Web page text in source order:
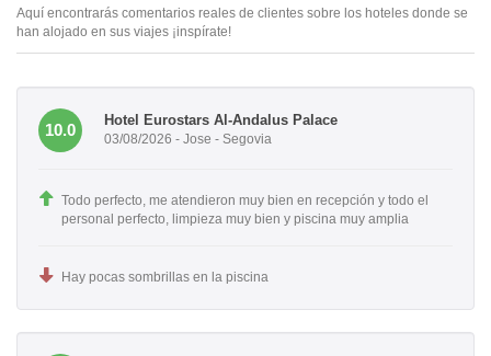
Aquí encontrarás comentarios reales de clientes sobre los hoteles donde se
han alojado en sus viajes ¡inspírate!
10.0
Hotel Eurostars Al-Andalus Palace
03/08/2026 - Jose - Segovia
Todo perfecto, me atendieron muy bien en recepción y todo el
personal perfecto, limpieza muy bien y piscina muy amplia
Hay pocas sombrillas en la piscina